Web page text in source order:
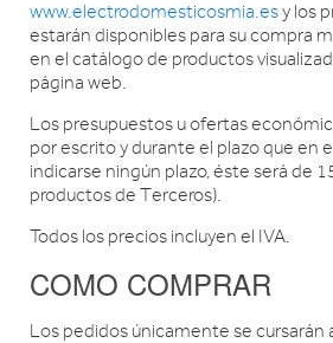
www.electrodomesticosmia.esy los
estarán disponibles para su compra
en el catálogo de productos
página web.
Los presupuestos u ofertas
por escrito y durante el plazo que en
indicarse ningún plazo, éste será de
productos de Terceros).
Todos los precios incluyen el IVA.
COMO COMPRAR
Los pedidos únicamente se cursarán